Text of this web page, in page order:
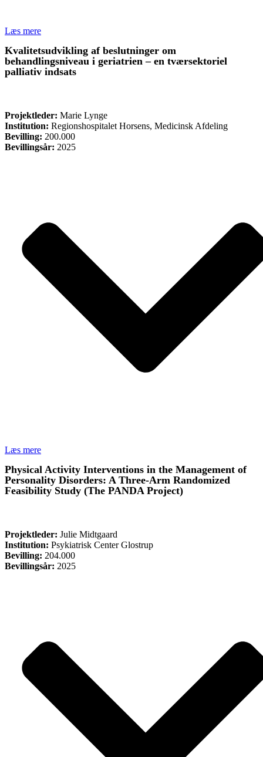
Læs mere
Kvalitetsudvikling af beslutninger om
behandlingsniveau i geriatrien – en tværsektoriel
palliativ indsats
Projektleder: Marie Lynge
Institution: Regionshospitalet Horsens, Medicinsk Afdeling
Bevilling: 200.000
Bevillingsår: 2025
Læs mere
Physical Activity Interventions in the Management of
Personality Disorders: A Three-Arm Randomized
Feasibility Study (The PANDA Project)
Projektleder: Julie Midtgaard
Institution: Psykiatrisk Center Glostrup
Bevilling: 204.000
Bevillingsår: 2025